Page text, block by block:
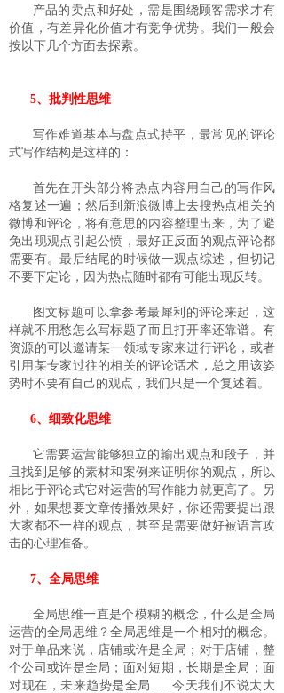
产品的卖点和好处，需是围绕顾客需求才有
价值，有差异化价值才有竞争优势。我们一般会
按以下几个方面去探索。
5、批判性思维
写作难道基本与盘点式持平，最常见的评论
式写作结构是这样的：
首先在开头部分将热点内容用自己的写作风
格复述一遍；然后到新浪微博上去搜热点相关的
微博和评论，将有意思的内容整理出来，为了避
免出现观点引起公愤，最好正反面的观点评论都
需要有。最后结尾的时候做一观点综述，但切记
不要下定论，因为热点随时都有可能出现反转。
图文标题可以拿参考最犀利的评论来起，这
样就不用愁怎么写标题了而且打开率还靠谱。有
资源的可以邀请某一领域专家来进行评论，或者
引用某专家过往的相关的评论话术，总之用该姿
势时不要有自己的观点，我们只是一个复述着。
6、细致化思维
它需要运营能够独立的输出观点和段子，并
且找到足够的素材和案例来证明你的观点，所以
相比于评论式它对运营的写作能力就更高了。另
外，如果想要文章传播效果好，你还需要提出跟
大家都不一样的观点，甚至是需要做好被语言攻
击的心理准备。
7、全局思维
全局思维一直是个模糊的概念，什么是全局
运营的全局思维？全局思维是一个相对的概念。
对于单品来说，店铺或许是全局；对于店铺，整
个公司或许是全局；面对短期，长期是全局；面
对现在，未来趋势是全局......今天我们不说太大